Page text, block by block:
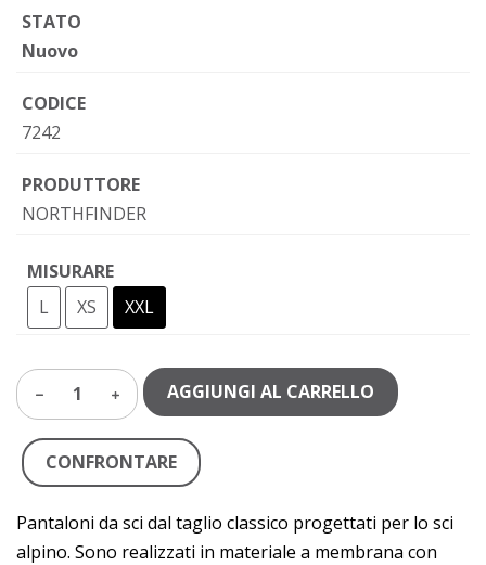
STATO
Nuovo
CODICE
7242
PRODUTTORE
NORTHFINDER
MISURARE
L
XS XXL
1 AGGIUNGI AL CARRELLO
CONFRONTARE
Pantaloni da sci dal taglio classico progettati per lo sci
alpino. Sono realizzati in materiale a membrana con